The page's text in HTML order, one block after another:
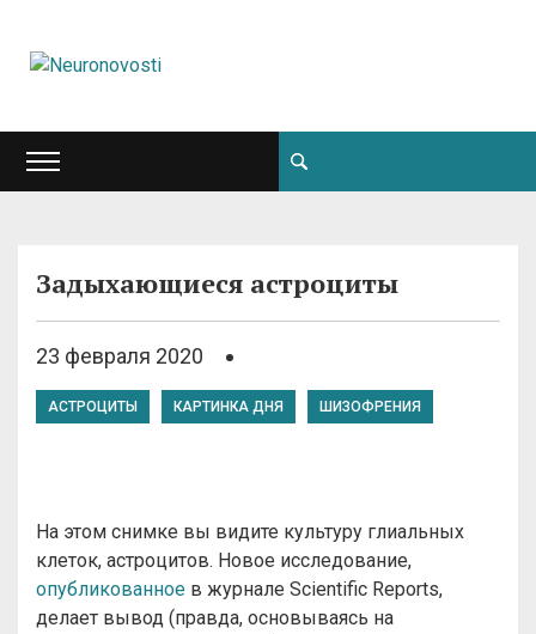
Задыхающиеся астроциты
23 февраля 2020
АСТРОЦИТЫ КАРТИНКА ДНЯ ШИЗОФРЕНИЯ
На этом снимке вы видите культуру глиальных
клеток, астроцитов. Новое исследование,
опубликованное в журнале Scientific Reports,
делает вывод (правда, основываясь на